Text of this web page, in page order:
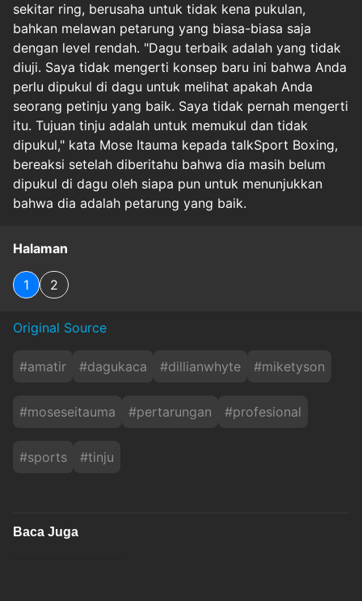
sekitar ring, berusaha untuk tidak kena pukulan,
bahkan melawan petarung yang biasa-biasa saja
dengan level rendah. "Dagu terbaik adalah yang tidak
diuji. Saya tidak mengerti konsep baru ini bahwa Anda
perlu dipukul di dagu untuk melihat apakah Anda
seorang petinju yang baik. Saya tidak pernah mengerti
itu. Tujuan tinju adalah untuk memukul dan tidak
dipukul," kata Mose Itauma kepada talkSport Boxing,
bereaksi setelah diberitahu bahwa dia masih belum
dipukul di dagu oleh siapa pun untuk menunjukkan
bahwa dia adalah petarung yang baik.
Halaman
1 2
Original Source
#amatir #dagukaca #dillianwhyte #miketyson
#moseseitauma #pertarungan #profesional
#sports #tinju
Baca Juga